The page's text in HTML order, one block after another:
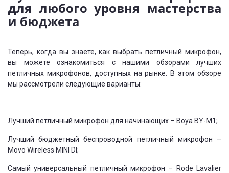
для любого уровня мастерства
и бюджета
Теперь, когда вы знаете, как выбрать петличный микрофон,
вы можете ознакомиться с нашими обзорами лучших
петличных микрофонов, доступных на рынке. В этом обзоре
мы рассмотрели следующие варианты:
Лучший петличный микрофон для начинающих – Boya BY-M1;
Лучший бюджетный беспроводной петличный микрофон –
Movo Wireless MINI DI;
Самый универсальный петличный микрофон – Rode Lavalier